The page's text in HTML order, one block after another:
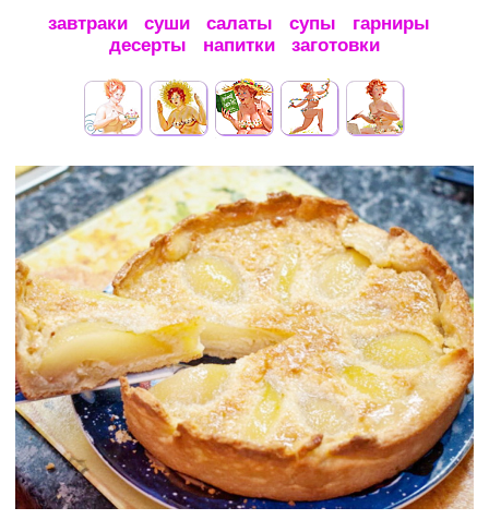
завтраки суши салаты супы
гарниры
десерты
напитки заготовки